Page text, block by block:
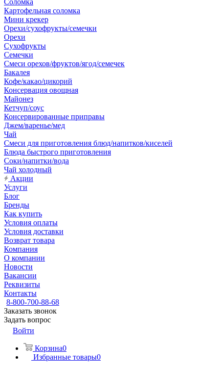
Соломка
Картофельная соломка
Мини крекер
Орехи/сухофрукты/семечки
Орехи
Сухофрукты
Семечки
Смеси орехов/фруктов/ягод/семечек
Бакалея
Кофе/какао/цикорий
Консервация овощная
Майонез
Кетчуп/соус
Консервированные приправы
Джем/варенье/мед
Чай
Смеси для приготовления блюд/напитков/киселей
Блюда быстрого приготовления
Соки/напитки/вода
Чай холодный
Акции
Услуги
Блог
Бренды
Как купить
Условия оплаты
Условия доставки
Возврат товара
Компания
О компании
Новости
Вакансии
Реквизиты
Контакты
8-800-700-88-68
Заказать звонок
Задать вопрос
Войти
Корзина0
Избранные товары0